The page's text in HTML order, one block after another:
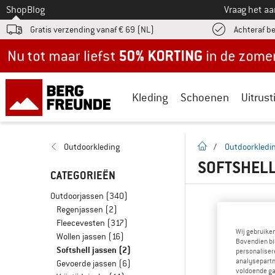
Naar
ShopBlog Vraag het
Gratis verzending vanaf € 69 (NL) Achteraf
Kleding Schoenen
Outdoorkleding
CATEGORIEËN
Outdoorjassen (340)
Regenjassen (2)
Fleecevesten (317)
Wollen jassen (16)
Softshell jassen (2)
Gevoerde jassen (6)
Startpagina
/
Wij
Bovendien
voldoende